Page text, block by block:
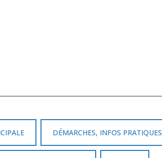
DÉMARCHES, INFOS PRATIQUES